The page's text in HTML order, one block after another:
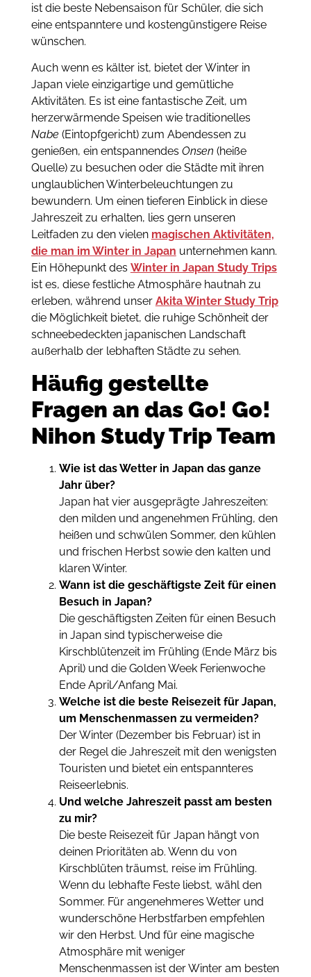
ist die beste Nebensaison für Schüler, die sich
eine entspanntere und kostengünstigere Reise
wünschen.
Auch wenn es kälter ist, bietet der Winter in
Japan viele einzigartige und gemütliche
Aktivitäten. Es ist eine fantastische Zeit, um
herzerwärmende Speisen wie traditionelles
Nabe (Eintopfgericht) zum Abendessen zu
genießen, ein entspannendes Onsen (heiße
Quelle) zu besuchen oder die Städte mit ihren
unglaublichen Winterbeleuchtungen zu
bewundern. Um einen tieferen Einblick in diese
Jahreszeit zu erhalten, lies gern unseren
Leitfaden zu den vielen magischen Aktivitäten,
die man im Winter in Japan unternehmen kann.
Ein Höhepunkt des Winter in Japan Study Trips
ist es, diese festliche Atmosphäre hautnah zu
erleben, während unser Akita Winter Study Trip
die Möglichkeit bietet, die ruhige Schönheit der
schneebedeckten japanischen Landschaft
außerhalb der lebhaften Städte zu sehen.
Häufig gestellte
Fragen an das Go! Go!
Nihon Study Trip Team
Wie ist das Wetter in Japan das ganze
Jahr über?
Japan hat vier ausgeprägte Jahreszeiten:
den milden und angenehmen Frühling, den
heißen und schwülen Sommer, den kühlen
und frischen Herbst sowie den kalten und
klaren Winter.
Wann ist die geschäftigste Zeit für einen
Besuch in Japan?
Die geschäftigsten Zeiten für einen Besuch
in Japan sind typischerweise die
Kirschblütenzeit im Frühling (Ende März bis
April) und die Golden Week Ferienwoche
Ende April/Anfang Mai.
Welche ist die beste Reisezeit für Japan,
um Menschenmassen zu vermeiden?
Der Winter (Dezember bis Februar) ist in
der Regel die Jahreszeit mit den wenigsten
Touristen und bietet ein entspannteres
Reiseerlebnis.
Und welche Jahreszeit passt am besten
zu mir?
Die beste Reisezeit für Japan hängt von
deinen Prioritäten ab. Wenn du von
Kirschblüten träumst, reise im Frühling.
Wenn du lebhafte Feste liebst, wähl den
Sommer. Für angenehmeres Wetter und
wunderschöne Herbstfarben empfehlen
wir den Herbst. Und für eine magische
Atmosphäre mit weniger
Menschenmassen ist der Winter am besten